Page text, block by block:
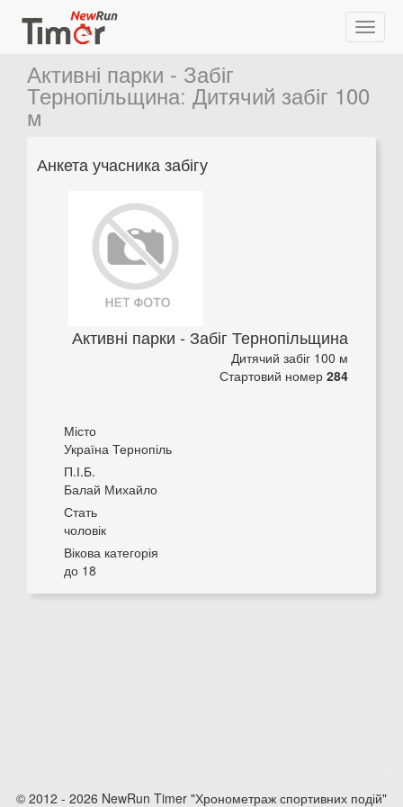
Активні парки - Забіг
Тернопільщина: Дитячий забіг 100
м
Анкета учасника забігу
Активні парки - Забіг Тернопільщина
Дитячий забіг 100 м
Стартовий номер 284
Місто
Україна Тернопіль
П.І.Б.
Балай Михайло
Стать
чоловік
Вікова категорія
до 18
© 2012 - 2026 NewRun Timer "Хронометраж спортивних подій"